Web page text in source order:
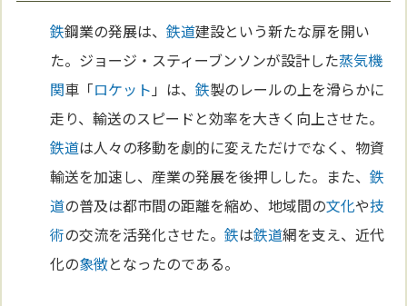
鉄鋼業の発展は、鉄道建設という新たな扉を開い
た。ジョージ・スティーブンソンが設計した蒸気機
関車「ロケット 」は、鉄製のレールの上を滑らかに
走り、輸送のスピードと効率を大きく向上させた。
鉄道は人々の移動を劇的に変えただけでなく、物資
輸送を加速し、産業の発展を後押しした。また、鉄
道の普及は都市間の距離を縮め、地域間の文化や技
術の交流を活発化させた。鉄は鉄道網を支え、近代
化の象徴となったのである。